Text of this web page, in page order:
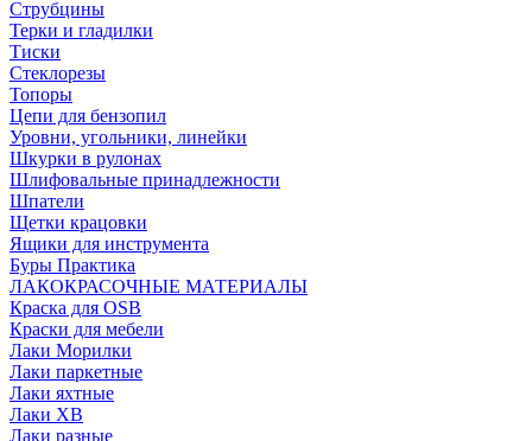
Струбцины
Терки и гладилки
Тиски
Стеклорезы
Топоры
Цепи для бензопил
Уровни, угольники, линейки
Шкурки в рулонах
Шлифовальные принадлежности
Шпатели
Щетки крацовки
Ящики для инструмента
Буры Практика
ЛАКОКРАСОЧНЫЕ МАТЕРИАЛЫ
Краска для OSB
Краски для мебели
Лаки Морилки
Лаки паркетные
Лаки яхтные
Лаки ХВ
Лаки разные